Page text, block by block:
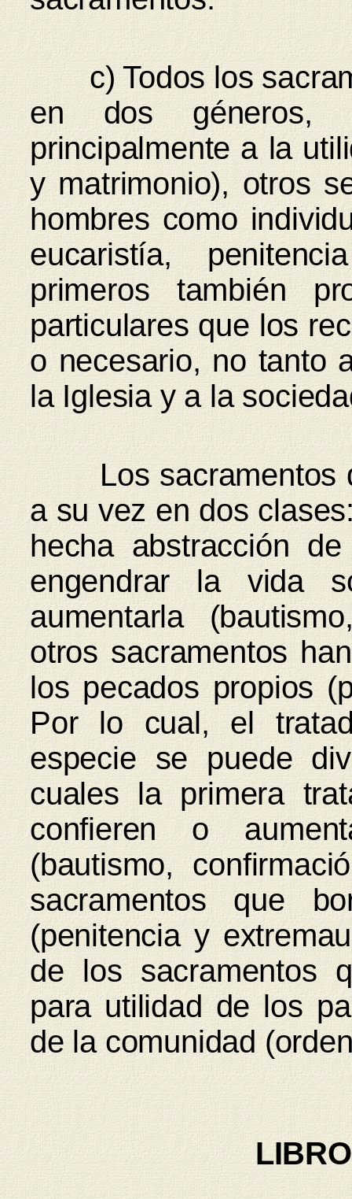
c) Todos los
en dos géneros,
principalmente a la
y matrimonio), otros
hombres como
eucaristía,
primeros también
particulares que los
o necesario, no tanto
la Iglesia y a la
Los sacramentos
a su vez en dos
hecha abstracción
engendrar la vida
aumentarla
otros sacramentos
los pecados propios
Por lo cual, el
especie se puede
cuales la primera
confieren o
(bautismo,
sacramentos que
(penitencia y
de los sacramentos
para utilidad de los
de la comunidad